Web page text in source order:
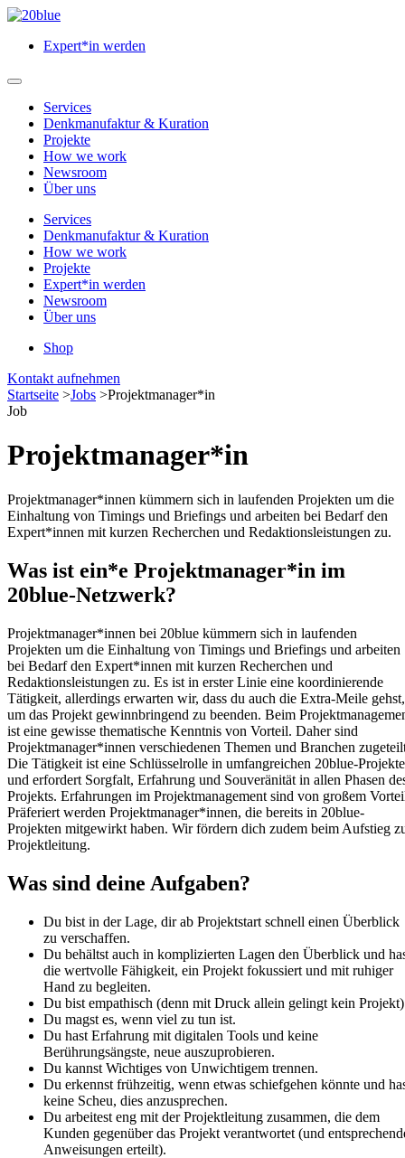
Zum
springenExpert*in werden
Hauptmenü
öffnenServices
Denkmanufaktur & Kuration
Projekte
How we work
Newsroom
Über uns
Services
Denkmanufaktur & Kuration
How we work
Projekte
Expert*in werden
Newsroom
Über uns
Shop
Menü
schließen
Kontakt aufnehmen
Startseite >Jobs >Projektmanager*in
Job
Projektmanager*in
Projektmanager*innen kümmern sich in laufenden Projekten um die
Einhaltung von Timings und Briefings und arbeiten bei Bedarf den
Expert*innen mit kurzen Recherchen und Redaktionsleistungen zu.
Was ist ein*e Projektmanager*in im
20blue-Netzwerk?
Projektmanager*innen bei 20blue kümmern sich in laufenden
Projekten um die Einhaltung von Timings und Briefings und arbeiten
bei Bedarf den Expert*innen mit kurzen Recherchen und
Redaktionsleistungen zu. Es ist in erster Linie eine koordinierende
Tätigkeit, allerdings erwarten wir, dass du auch die Extra-Meile gehst,
um das Projekt gewinnbringend zu beenden. Beim
ist eine gewisse thematische Kenntnis von Vorteil. Daher sind
Projektmanager*innen verschiedenen Themen und Branchen
Die Tätigkeit ist eine Schlüsselrolle in umfangreichen 20blue-
und erfordert Sorgfalt, Erfahrung und Souveränität in allen Phasen
Projekts. Erfahrungen im Projektmanagement sind von großem
Präferiert werden Projektmanager*innen, die bereits in 20blue-
Projekten mitgewirkt haben. Wir fördern dich zudem beim Aufstieg
Projektleitung.
Was sind deine Aufgaben?
Du bist in der Lage, dir ab Projektstart schnell einen Überblick
zu verschaffen.
Du behältst auch in komplizierten Lagen den Überblick und
die wertvolle Fähigkeit, ein Projekt fokussiert und mit ruhiger
Hand zu begleiten.
Du bist empathisch (denn mit Druck allein gelingt kein
Du magst es, wenn viel zu tun ist.
Du hast Erfahrung mit digitalen Tools und keine
Berührungsängste, neue auszuprobieren.
Du kannst Wichtiges von Unwichtigem trennen.
Du erkennst frühzeitig, wenn etwas schiefgehen könnte und
keine Scheu, dies anzusprechen.
Du arbeitest eng mit der Projektleitung zusammen, die dem
Kunden gegenüber das Projekt verantwortet (und
Anweisungen erteilt).